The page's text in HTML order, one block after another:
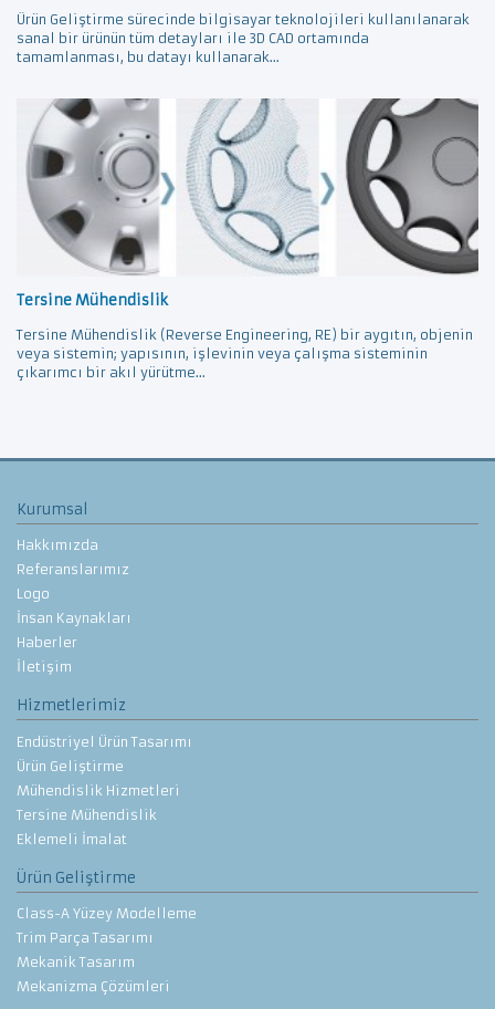
Ürün Geliştirme sürecinde bilgisayar teknolojileri kullanılanarak
sanal bir ürünün tüm detayları ile 3D CAD ortamında
tamamlanması, bu datayı kullanarak...
Tersine Mühendislik
Tersine Mühendislik (Reverse Engineering, RE) bir aygıtın, objenin
veya sistemin; yapısının, işlevinin veya çalışma sisteminin
çıkarımcı bir akıl yürütme...
Kurumsal
Hakkımızda
Referanslarımız
Logo
İnsan Kaynakları
Haberler
İletişim
Hizmetlerimiz
Endüstriyel Ürün Tasarımı
Ürün Geliştirme
Mühendislik Hizmetleri
Tersine Mühendislik
Eklemeli İmalat
Ürün Geliştirme
Class-A Yüzey Modelleme
Trim Parça Tasarımı
Mekanik Tasarım
Mekanizma Çözümleri